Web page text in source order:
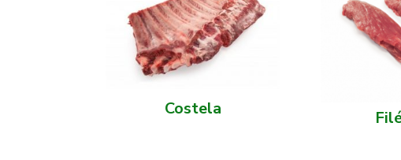
Costela